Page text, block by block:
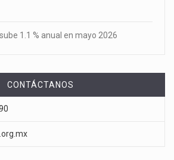
1.1 % anual en mayo 2026
CONTÁCTANOS